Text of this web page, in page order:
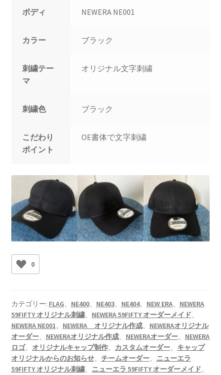
ボディ NEWERA NE001
カラー ブラック
刺繍テー
マ
オリジナル文字刺繍
刺繍色 ブラック
こだわり
ポイント
OE書体で文字刺繍
0
カテゴリー: FLAG、 NE400、 NE403、 NE404、 NEW ERA、 NEWERA
59FIFTY オリジナル刺繍、 NEWERA 59FIFTY オーダーメイド、
NEWERA NE001、 NEWERA オリジナル作成、 NEWERAオリジナル
オーダー、 NEWERAオリジナル作成、 NEWERAオーダー、 NEWERA
ロゴ、 オリジナルキャップ制作、 カスタムオーダー、 キャップ
オリジナルからのお知らせ、 チームオーダー、 ニューエラ
59FIFTY オリジナル刺繍、 ニューエラ 59FIFTY オーダーメイド、